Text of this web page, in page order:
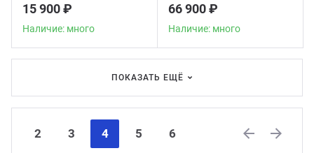
15 900 ₽
Наличие: много
66 900 ₽
Наличие: много
ПОКАЗАТЬ ЕЩЁ
2 3 4 5
6